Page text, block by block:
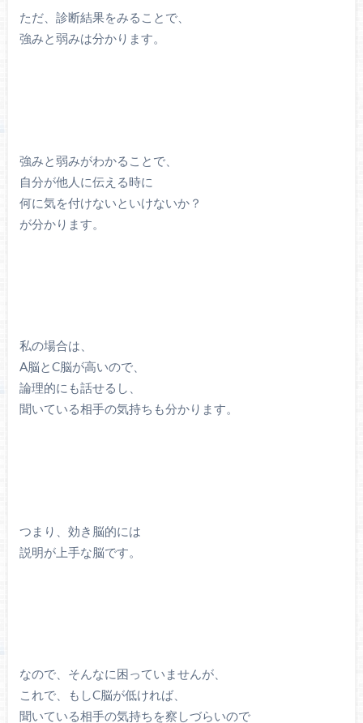
ただ、診断結果をみることで、
強みと弱みは分かります。
強みと弱みがわかることで、
自分が他人に伝える時に
何に気を付けないといけないか？
が分かります。
私の場合は、
A脳とC脳が高いので、
論理的にも話せるし、
聞いている相手の気持ちも分かります。
つまり、効き脳的には
説明が上手な脳です。
なので、そんなに困っていませんが、
これで、もしC脳が低ければ、
聞いている相手の気持ちを察しづらいので